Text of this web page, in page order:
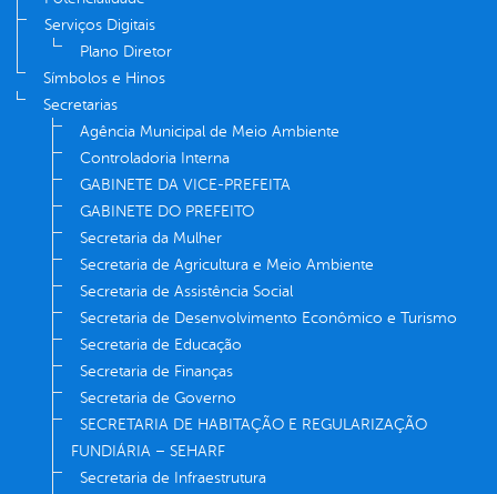
Serviços Digitais
Plano Diretor
Símbolos e Hinos
Secretarias
Agência Municipal de Meio Ambiente
Controladoria Interna
GABINETE DA VICE-PREFEITA
GABINETE DO PREFEITO
Secretaria da Mulher
Secretaria de Agricultura e Meio Ambiente
Secretaria de Assistência Social
Secretaria de Desenvolvimento Econômico e Turismo
Secretaria de Educação
Secretaria de Finanças
Secretaria de Governo
SECRETARIA DE HABITAÇÃO E REGULARIZAÇÃO
FUNDIÁRIA – SEHARF
Secretaria de Infraestrutura